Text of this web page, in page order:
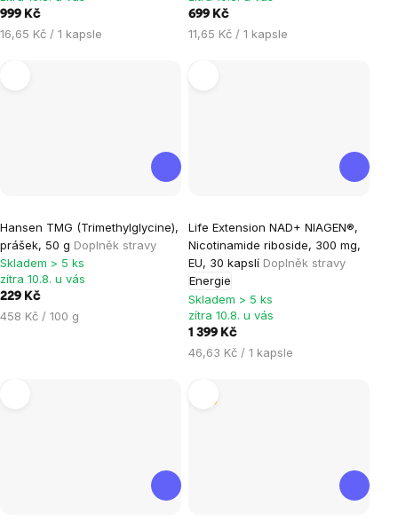
hvězdiček.
999 Kč
Měrná
16,65 Kč / 1 kapsle
hvězdiček.
699 Kč
Měrná
11,65 Kč / 1 kapsle
Hansen TMG (Trimethylglycine),
prášek, 50 g Doplněk stravy
Skladem > 5 ks
zítra 10.8. u vás
229 Kč
Měrná
458 Kč / 100 g
Life Extension NAD+ NIAGEN®,
Nicotinamide riboside, 300 mg,
EU, 30 kapslí Doplněk stravy
Energie
hodnocení
produktu
je
5,0
z
hvězdiček.
Skladem > 5 ks
zítra 10.8. u vás
1 399 Kč
Měrná
46,63 Kč / 1 kapsle